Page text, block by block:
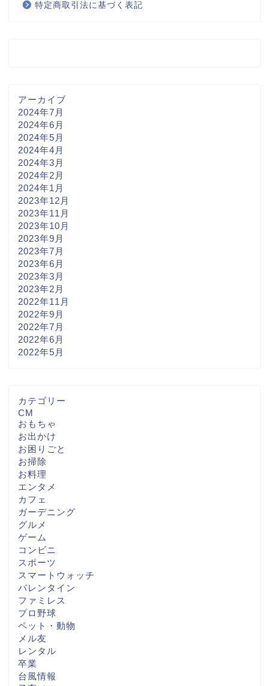
特定商取引法に基づく表記
アーカイブ
2024年7月
2024年6月
2024年5月
2024年4月
2024年3月
2024年2月
2024年1月
2023年12月
2023年11月
2023年10月
2023年9月
2023年7月
2023年6月
2023年3月
2023年2月
2022年11月
2022年9月
2022年7月
2022年6月
2022年5月
カテゴリー
CM
おもちゃ
お出かけ
お困りごと
お掃除
お料理
エンタメ
カフェ
ガーデニング
グルメ
ゲーム
コンビニ
スポーツ
スマートウォッチ
バレンタイン
ファミレス
プロ野球
ペット・動物
メル友
レンタル
卒業
台風情報